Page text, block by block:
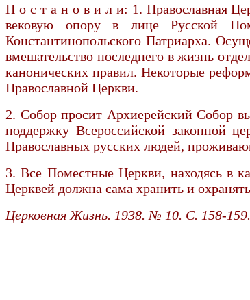
П о с т а н о в и л и: 1. Православная
вековую опору в лице Русской
Константинопольского Патриарха.
вмешательство последнего в жизнь
канонических правил. Некоторые
Православной Церкви.
2. Собор просит Архиерейский Собор
поддержку Всероссийской законной
Православных русских людей,
3. Все Поместные Церкви, находясь в
Церквей должна сама хранить и
Церковная Жизнь. 1938. № 10. С. 158-159.